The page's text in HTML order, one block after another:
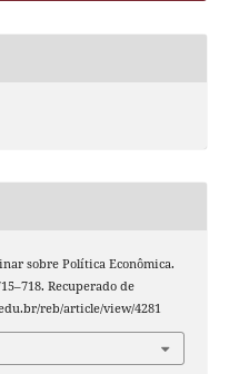
sobre Política Econômica.
Recuperado de
reb/article/view/4281